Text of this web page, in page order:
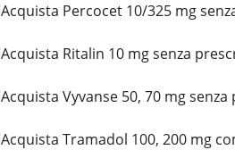
Acquista Percocet 10/325 mg
Acquista Ritalin 10 mg senza
Acquista Vyvanse 50, 70 mg
Acquista Tramadol 100, 200 mg